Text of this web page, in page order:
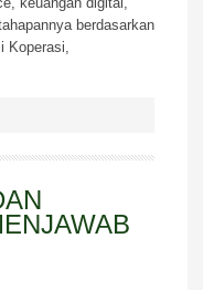
berdasarkan
Koperasi,